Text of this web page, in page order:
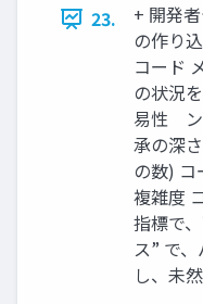
23.
+ 開発
の作り
コード
の状況
易性゗
承の深
の数)
複雑度
指標で
ス” で
し、未